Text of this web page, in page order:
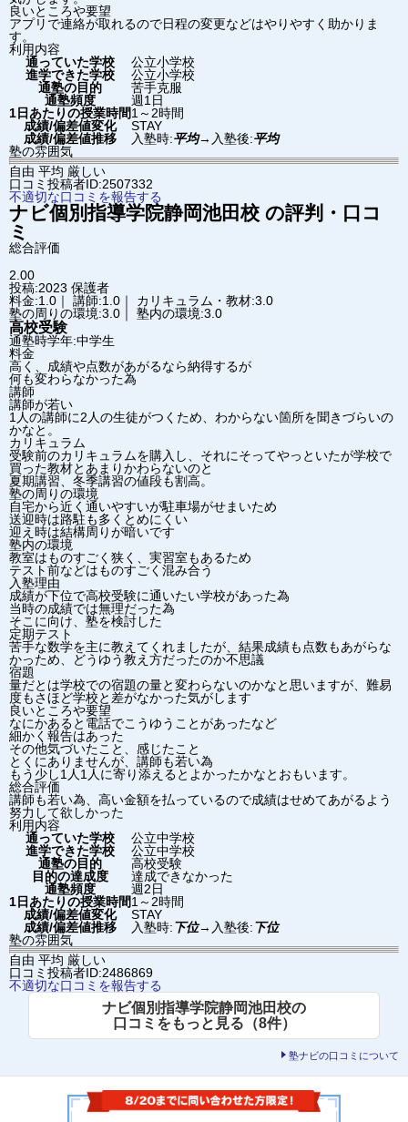
良いところや要望
アプリで連絡が取れるので日程の変更などはやりやすく助かりま
す。
利用内容
通っていた学校
公立小学校
進学できた学校
公立小学校
通塾の目的
苦手克服
通塾頻度
週1日
1日あたりの授業時間1～2時間
成績/偏差値変化
STAY
成績/偏差値推移
入塾時:平均→ 入塾後:平均
塾の雰囲気
自由 平均 厳しい
口コミ投稿者ID:2507332
不適切な口コミを報告する
ナビ個別指導学院静岡池田校 の評判・口コ
ミ
総合評価
2.00
投稿:2023 保護者
料金:1.0｜ 講師:1.0｜ カリキュラム・教材:3.0
塾の周りの環境:3.0｜ 塾内の環境:3.0
高校受験
通塾時学年:中学生
料金
高く、成績や点数があがるなら納得するが
何も変わらなかった為
講師
講師が若い
1人の講師に2人の生徒がつくため、わからない箇所を聞きづらいの
かなと。
カリキュラム
受験前のカリキュラムを購入し、それにそってやっといたが学校で
買った教材とあまりかわらないのと
夏期講習、冬季講習の値段も割高。
塾の周りの環境
自宅から近く通いやすいが駐車場がせまいため
送迎時は路駐も多くとめにくい
迎え時は結構周りが暗いです
塾内の環境
教室はものすごく狭く、実習室もあるため
テスト前などはものすごく混み合う
入塾理由
成績が下位で高校受験に通いたい学校があった為
当時の成績では無理だった為
そこに向け、塾を検討した
定期テスト
苦手な数学を主に教えてくれましたが、結果成績も点数もあがらな
かっため、どうゆう教え方だったのか不思議
宿題
量だとは学校での宿題の量と変わらないのかなと思いますが、難易
度もさほど学校と差がなかった気がします
良いところや要望
なにかあると電話でこうゆうことがあったなど
細かく報告はあった
その他気づいたこと、感じたこと
とくにありませんが、講師も若い為
もう少し1人1人に寄り添えるとよかったかなとおもいます。
総合評価
講師も若い為、高い金額を払っているので成績はせめてあがるよう
努力して欲しかった
利用内容
通っていた学校
公立中学校
進学できた学校
公立中学校
通塾の目的
高校受験
目的の達成度
達成できなかった
通塾頻度
週2日
1日あたりの授業時間1～2時間
成績/偏差値変化
STAY
成績/偏差値推移
入塾時:下位→ 入塾後:下位
塾の雰囲気
自由 平均 厳しい
口コミ投稿者ID:2486869
不適切な口コミを報告する
ナビ個別指導学院静岡池田校の
口コミをもっと見る（8件）
塾ナビの口コミについて